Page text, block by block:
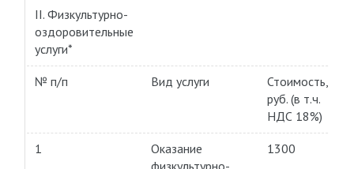
II. Физкультурно-
оздоровительные
услуги*
№ п/п Вид услуги
Стоимость,
руб. (в т.ч.
НДС 18%)
1
Оказание
физкультурно-
1300